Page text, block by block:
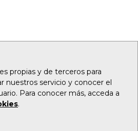
propias y de terceros para
nuestros servicio y conocer el
Para conocer más, acceda a
.